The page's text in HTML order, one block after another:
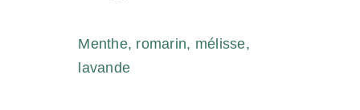
Menthe, romarin, mélisse,
lavande